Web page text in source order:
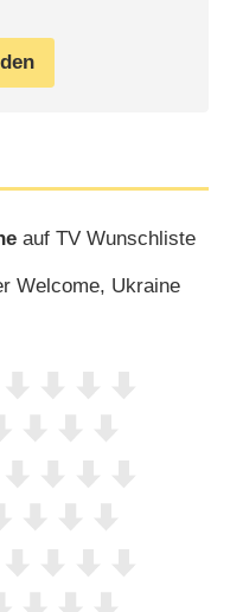
auf TV Wunschliste
Welcome, Ukraine